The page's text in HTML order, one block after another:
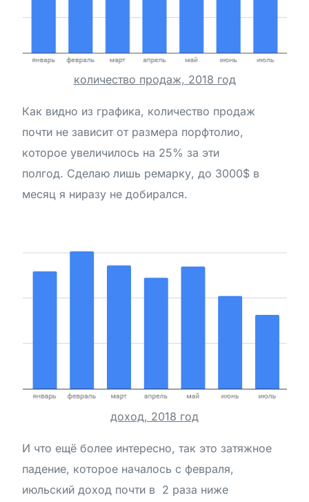
количество продаж, 2018 год
Как видно из графика, количество продаж
почти не зависит от размера порфтолио,
которое увеличилось на 25% за эти
полгод. Сделаю лишь ремарку, до 3000$ в
месяц я ниразу не добирался.
доход, 2018 год
И что ещё более интересно, так это затяжное
падение, которое началось с февраля,
июльский доход почти в 2 раза ниже